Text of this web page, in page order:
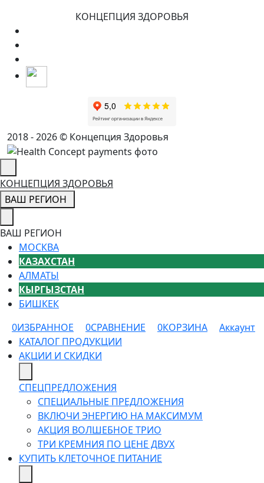
КОНЦЕПЦИЯ ЗДОРОВЬЯ
2018 - 2026 © Концепция Здоровья
КОНЦЕПЦИЯ ЗДОРОВЬЯ
ВАШ РЕГИОН
ВАШ РЕГИОН
МОСКВА
КАЗАХСТАН
АЛМАТЫ
КЫРГЫЗСТАН
БИШКЕК
0ИЗБРАННОЕ 0СРАВНЕНИЕ 0КОРЗИНА
Аккаунт
КАТАЛОГ ПРОДУКЦИИ
АКЦИИ И СКИДКИ
СПЕЦПРЕДЛОЖЕНИЯ
СПЕЦИАЛЬНЫЕ ПРЕДЛОЖЕНИЯ
ВКЛЮЧИ ЭНЕРГИЮ НА МАКСИМУМ
АКЦИЯ ВОЛШЕБНОЕ ТРИО
ТРИ КРЕМНИЯ ПО ЦЕНЕ ДВУХ
КУПИТЬ КЛЕТОЧНОЕ ПИТАНИЕ